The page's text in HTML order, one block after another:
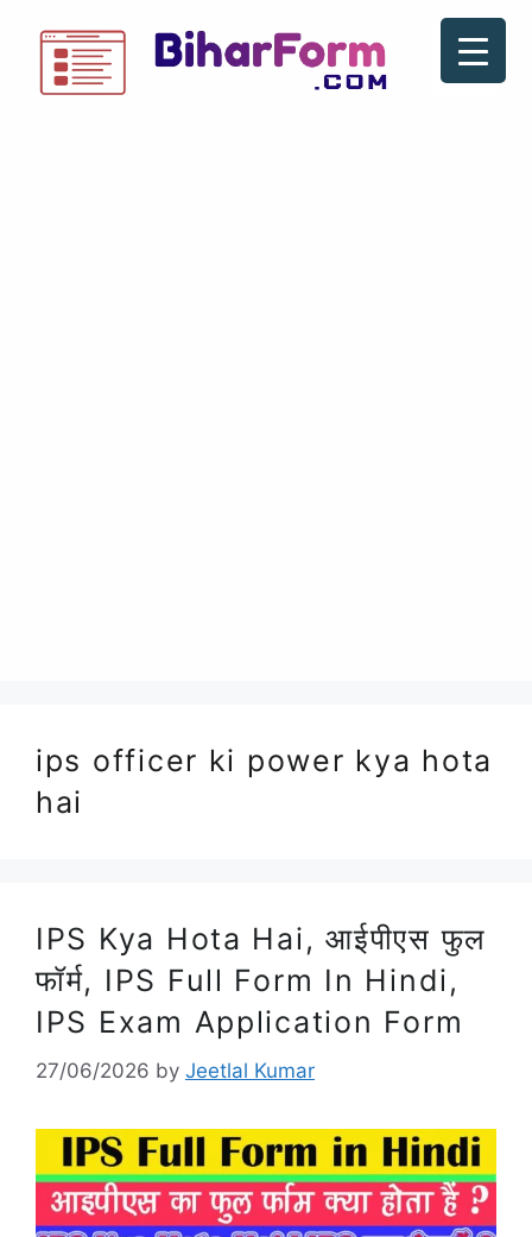
ips officer ki power kya hota
hai
IPS Kya Hota Hai, आईपीएस फुल
फॉर्म, IPS Full Form In Hindi,
IPS Exam Application Form
27/06/2026 by Jeetlal Kumar